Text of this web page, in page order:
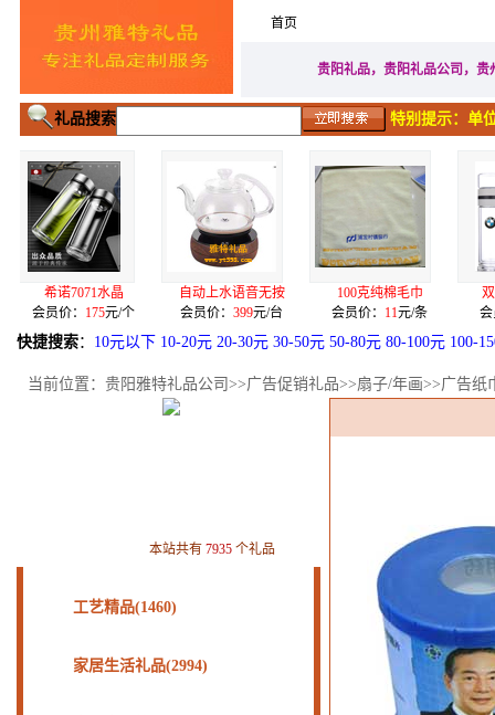
首页
贵阳礼品，贵阳礼品公司，
礼品搜索 特别提示：单
元/个
自动上水语音无按
会员价：
元/台
100克纯棉毛巾
会员价：
元/条
双层玻璃泡茶杯
会员价：
元/个
快捷搜索： 10元以下 10-20元 20-30元 30-50元 50-80元 80-100元 100-
当前位置： 贵阳雅特礼品公司 >>广告促销礼品>>扇子/年画>>广告纸
本站共有 7935 个礼品
工艺精品(1460)
家居生活礼品(2994)